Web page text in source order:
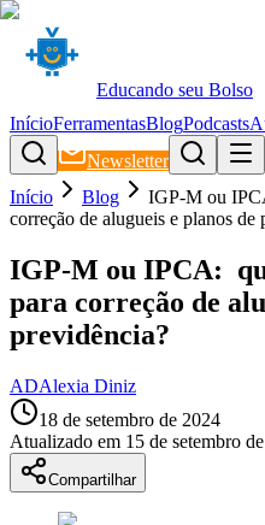
Educando seu Bolso
InícioFerramentasBlogPodcasts
Newsletter
Início
Blog
IGP-M ou
correção de alugueis e planos de
IGP-M ou IPCA:
para correção de
previdência?
ADAlexia Diniz
18 de setembro de 2024
Atualizado em 15 de setembro
Compartilhar